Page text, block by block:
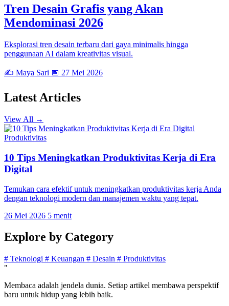
Tren Desain Grafis yang Akan
Mendominasi 2026
Eksplorasi tren desain terbaru dari gaya minimalis hingga
penggunaan AI dalam kreativitas visual.
✍️ Maya Sari 📅 27 Mei 2026
Latest Articles
View All →
Produktivitas
10 Tips Meningkatkan Produktivitas Kerja di Era
Digital
Temukan cara efektif untuk meningkatkan produktivitas kerja Anda
dengan teknologi modern dan manajemen waktu yang tepat.
26 Mei 2026 5 menit
Explore by Category
# Teknologi # Keuangan # Desain # Produktivitas
"
Membaca adalah jendela dunia. Setiap artikel membawa perspektif
baru untuk hidup yang lebih baik.